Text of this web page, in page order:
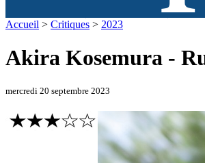
Accueil > Critiques > 2023
Akira Kosemura -
mercredi 20 septembre 2023